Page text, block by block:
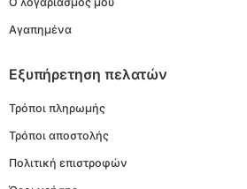
Αγαπημένα
Εξυπήρετηση πελατών
Τρόποι πληρωμής
Τρόποι αποστολής
Πολιτική επιστροφών